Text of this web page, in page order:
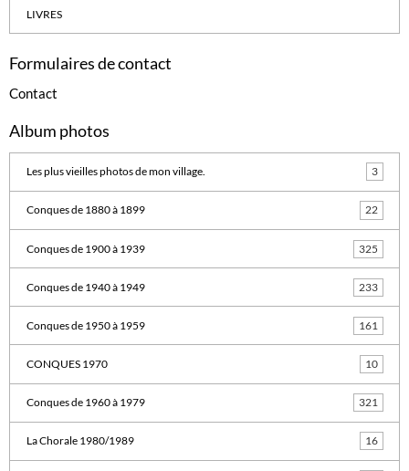
LIVRES
Formulaires de contact
Contact
Album photos
Les plus vieilles photos de mon village. 3
Conques de 1880 à 1899 22
Conques de 1900 à 1939 325
Conques de 1940 à 1949 233
Conques de 1950 à 1959 161
CONQUES 1970 10
Conques de 1960 à 1979 321
La Chorale 1980/1989 16